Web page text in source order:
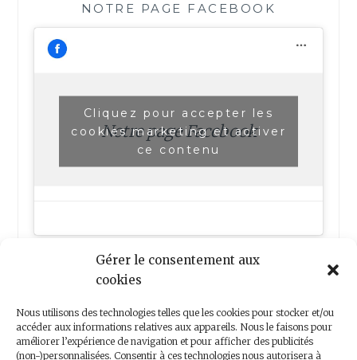
Gérer le consentement aux
cookies
Nous utilisons des technologies telles que les cookies pour stocker et/ou
accéder aux informations relatives aux appareils. Nous le faisons pour
améliorer l’expérience de navigation et pour afficher des publicités
(non-)personnalisées. Consentir à ces technologies nous autorisera à
NOTRE PAGE FACEBOOK
Notre page Facebook
Cliquez pour accepter les
cookies marketing et activer
ce contenu